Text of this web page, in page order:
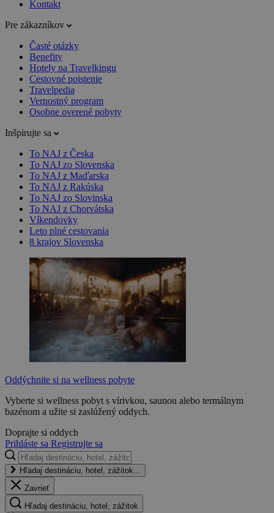
Kontakt
Pre zákazníkov
Časté otázky
Benefity
Hotely na Travelkingu
Cestovné poistenie
Travelpedia
Vernostný program
Osobne overené pobyty
Inšpirujte sa
To NAJ z Česka
To NAJ zo Slovenska
To NAJ z Maďarska
To NAJ z Rakúska
To NAJ zo Slovinska
To NAJ z Chorvátska
Víkendovky
Leto plné cestovania
8 krajov Slovenska
Oddýchnite si na wellness pobyte
Vyberte si wellness pobyt s vírivkou, saunou alebo termálnym
bazénom a užite si zaslúžený oddych.
Doprajte si oddych
Prihláste sa Registrujte sa
Hľadaj destináciu, hotel, zážitok...
Zavrieť
Hľadaj destináciu, hotel, zážitok